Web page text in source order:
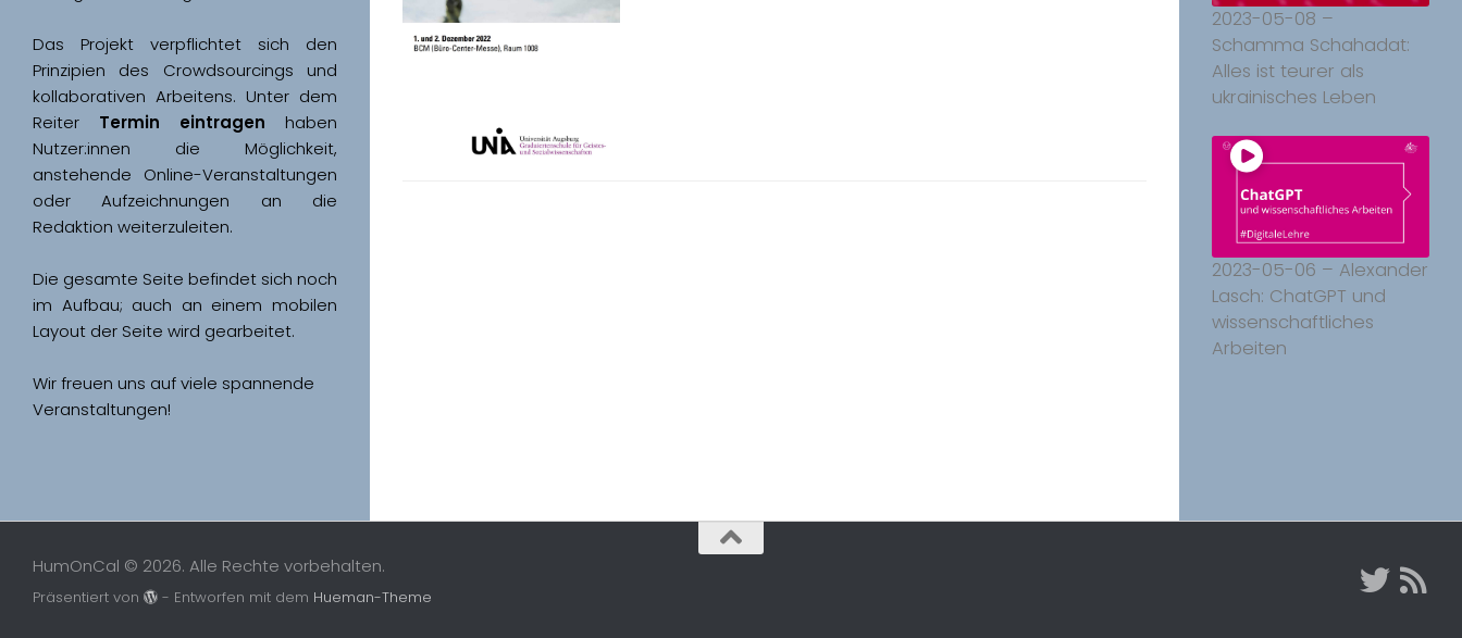
Das Projekt verpflichtet sich den
Prinzipien des Crowdsourcings und
kollaborativen Arbeitens. Unter dem
Reiter Termin eintragen haben
Nutzer:innen die Möglichkeit,
anstehende Online-Veranstaltungen
oder Aufzeichnungen an die
Redaktion weiterzuleiten.
Die gesamte Seite befindet sich noch
im Aufbau; auch an einem mobilen
Wir freuen uns auf viele spannende
Veranstaltungen!
2023-05-08 –
Schamma Schahadat:
Alles ist teurer als
ukrainisches Leben
2023-05-06 – Alexander
Lasch: ChatGPT und
wissenschaftliches
Arbeiten
HumOnCal © 2026. Alle Rechte vorbehalten.
Präsentiert von - Entworfen mit dem Hueman-Theme